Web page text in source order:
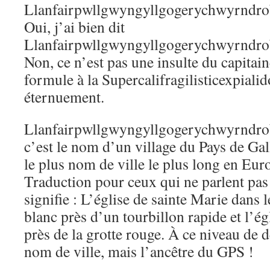
Oui, j’ai bien dit
Non, ce n’est pas une insulte du
formule à la
éternuement.
c’est le nom d’un village du Pays de
le plus nom de ville le plus long en
Traduction pour ceux qui ne parlent
signifie : L’église de sainte Marie dans
blanc près d’un tourbillon rapide et
près de la grotte rouge. À ce niveau de
nom de ville, mais l’ancêtre du GPS !